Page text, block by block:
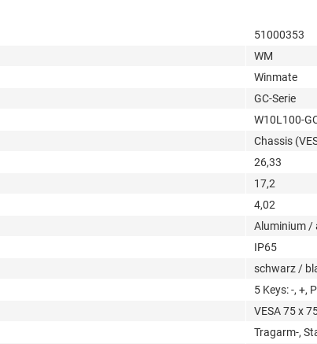
51000353
WM
Winmate
GC-Serie
W10L100-
Chassis
26,33
17,2
4,02
Aluminium /
IP65
schwarz /
5 Keys: -, +,
VESA 75 x
Tragarm-,